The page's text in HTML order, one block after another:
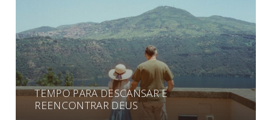
TEMPO PARA DESCANSAR E
REENCONTRAR DEUS